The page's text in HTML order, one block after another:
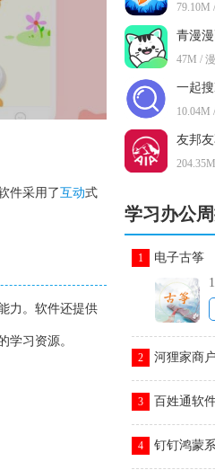
件采用了互动式
力。软件还提供
学习资源。
79.10M
青漫
47M /
一起
10.04M
友邦
学习办公
1
电子古筝
2 河狸家商
3 百姓通软
4 钉钉鸿蒙